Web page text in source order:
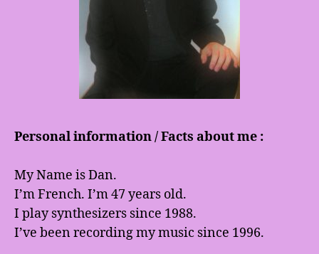
Personal information / Facts about me :
My Name is Dan.
I’m French. I’m 47 years old.
I play synthesizers since 1988.
I’ve been recording my music since 1996.